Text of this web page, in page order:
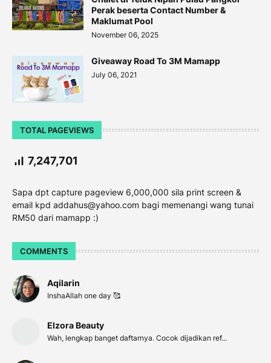
Perak beserta Contact Number &
Maklumat Pool
November 06, 2025
Giveaway Road To 3M Mamapp
July 06, 2021
TOTAL PAGEVIEWS
7,247,701
Sapa dpt capture pageview 6,000,000 sila print screen &
email kpd addahus@yahoo.com bagi memenangi wang tunai
RM50 dari mamapp :)
COMMENTS
Aqilarin
InshaAllah one day 🥰
Elzora Beauty
Wah, lengkap banget daftarnya. Cocok dijadikan ref...